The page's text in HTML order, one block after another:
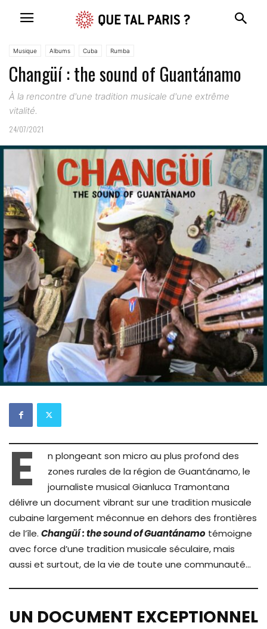
Musique Albums Cuba Rumba
Changüí : the sound of Guantánamo
À la rencontre d'une tradition musicale d'une extrême
vitalité.
24/07/2021
E
n plongeant son micro au plus profond des
zones rurales de la région de Guantánamo, le
journaliste musical Gianluca Tramontana
délivre un document vibrant sur une tradition musicale
cubaine largement méconnue en dehors des frontières
de l’île. Changüí : the sound of Guantánamo témoigne
avec force d’une tradition musicale séculaire, mais
aussi et surtout, de la vie de toute une communauté…
UN DOCUMENT EXCEPTIONNEL